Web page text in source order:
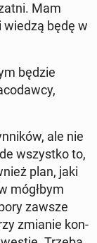
Mam
wiedzą będę w
będzie
ale nie
wszys­tko to,
plan, jaki
mógłbym
zawsze
zmianie kon­